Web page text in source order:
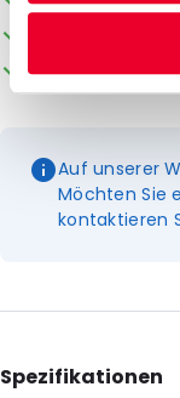
Ab Lager
Auf unserer
Möchten Sie
kontaktieren
Spezifikationen